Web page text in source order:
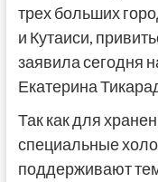
трех больших
и Кутаиси,
заявила сегодня
Екатерина
Так как для
специальные
поддерживают